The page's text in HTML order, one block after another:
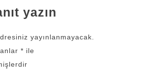
yazın
yayınlanmayacak.
* ile